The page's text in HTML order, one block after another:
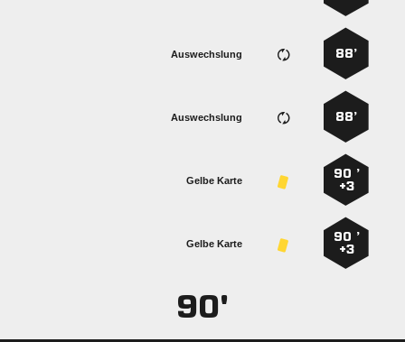
88’
Auswechslung
88’
Auswechslung
90 ’
+3
Gelbe Karte
90 ’
+3
Gelbe Karte
90'